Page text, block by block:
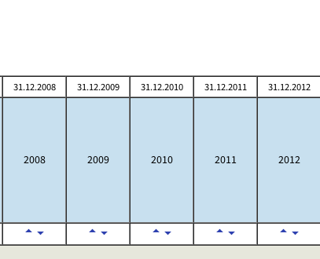
31.12.2008 31.12.2009 31.12.2010 31.12.2011 31.12.2012
2008 2009 2010 2011 2012